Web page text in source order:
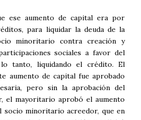
ese aumento de capital era por
para liquidar la deuda de la
minoritario contra creación y
sociales a favor del
tanto, liquidando el crédito. El
aumento de capital fue aprobado
pero sin la aprobación del
el mayoritario aprobó el aumento
socio minoritario acreedor, que en